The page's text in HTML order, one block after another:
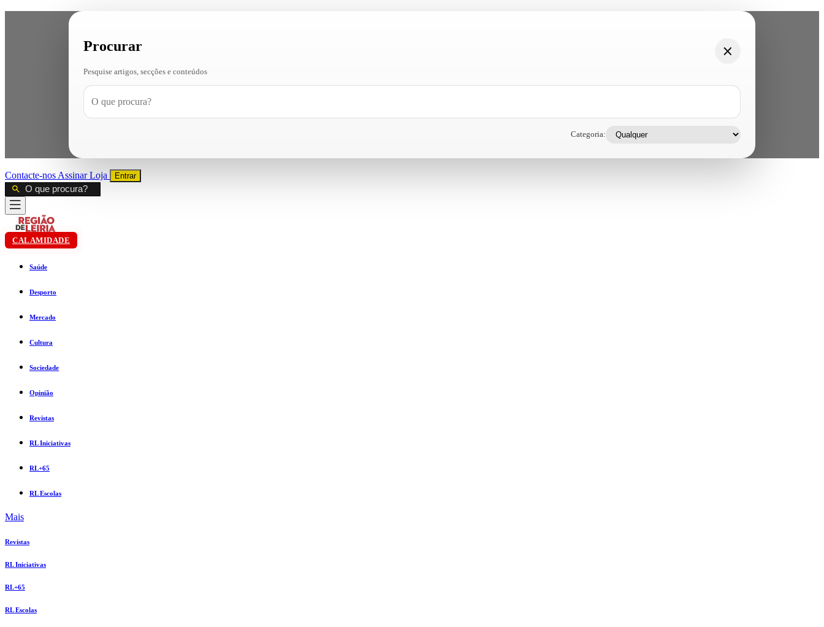
Procurar
Pesquise artigos, secções e conteúdos
Categoria:
Contacte-nos AssinarLoja Entrar
CALAMIDADE
Saúde
Desporto
Mercado
Cultura
Sociedade
Opinião
Revistas
RL Iniciativas
RL+65
RL Escolas
Mais
Revistas
RL Iniciativas
RL+65
RL Escolas